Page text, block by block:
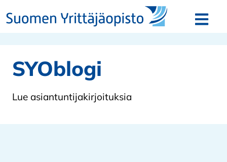
SYOblogi
Lue asiantuntijakirjoituksia